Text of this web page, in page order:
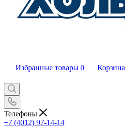
Избранные товары 0 Корзина
Телефоны
+7 (4012) 97-14-14